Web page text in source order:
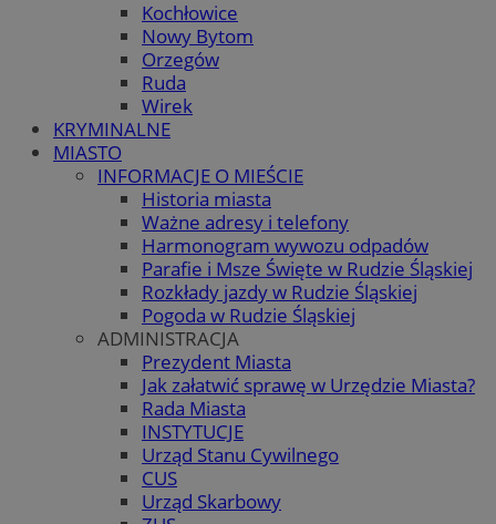
Kochłowice
Nowy Bytom
Orzegów
Ruda
Wirek
KRYMINALNE
MIASTO
INFORMACJE O MIEŚCIE
Historia miasta
Ważne adresy i telefony
Harmonogram wywozu odpadów
Parafie i Msze Święte w Rudzie Śląskiej
Rozkłady jazdy w Rudzie Śląskiej
Pogoda w Rudzie Śląskiej
ADMINISTRACJA
Prezydent Miasta
Jak załatwić sprawę w Urzędzie Miasta?
Rada Miasta
INSTYTUCJE
Urząd Stanu Cywilnego
CUS
Urząd Skarbowy